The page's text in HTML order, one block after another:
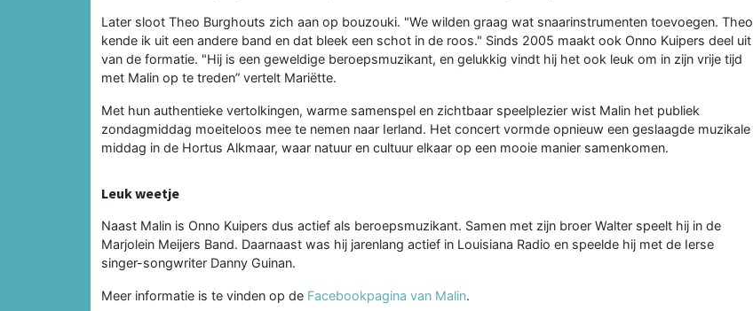
Later sloot Theo Burghouts zich aan op bouzouki. "We wilden graag wat snaarinstrumenten toevoegen. Theo
kende ik uit een andere band en dat bleek een schot in de roos." Sinds 2005 maakt ook Onno Kuipers deel uit
van de formatie. "Hij is een geweldige beroepsmuzikant, en gelukkig vindt hij het ook leuk om in zijn vrije tijd
met Malin op te treden” vertelt Mariëtte.
Met hun authentieke vertolkingen, warme samenspel en zichtbaar speelplezier wist Malin het publiek
zondagmiddag moeiteloos mee te nemen naar Ierland. Het concert vormde opnieuw een geslaagde muzikale
middag in de Hortus Alkmaar, waar natuur en cultuur elkaar op een mooie manier samenkomen.
Leuk weetje
Naast Malin is Onno Kuipers dus actief als beroepsmuzikant. Samen met zijn broer Walter speelt hij in de
Marjolein Meijers Band. Daarnaast was hij jarenlang actief in Louisiana Radio en speelde hij met de Ierse
singer-songwriter Danny Guinan.
Meer informatie is te vinden op de Facebookpagina van Malin.